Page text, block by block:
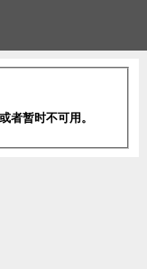
者暂时不可用。